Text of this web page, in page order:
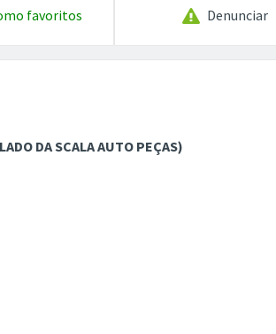
favoritos Denunciar
DA SCALA AUTO PEÇAS)